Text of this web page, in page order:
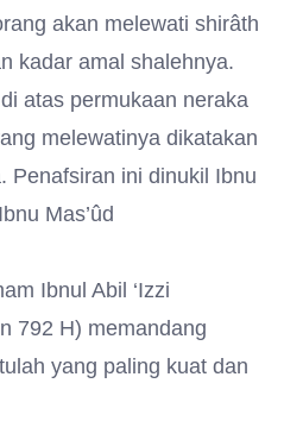
akan melewati shirâth
kadar amal shalehnya.
atas permukaan neraka
melewatinya dikatakan
Penafsiran ini dinukil Ibnu
Mas’ûd
Ibnul Abil ‘Izzi
792 H) memandang
yang paling kuat dan